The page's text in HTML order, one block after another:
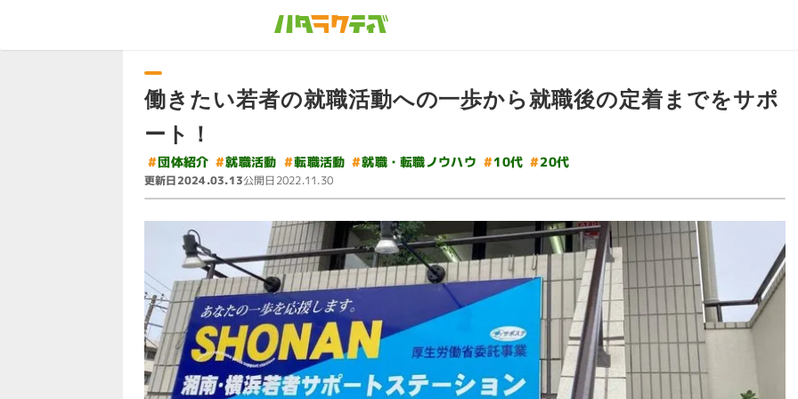
働きたい若者の就職活動への一歩から就職後の定着までをサポ
ート！
#団体紹介 #就職活動 #転職活動 #就職・転職ノウハウ #10代 #20代
更新日2024.03.13公開日2022.11.30